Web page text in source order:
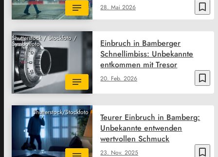
bookmark_border
28. Mai 2026
Shutterstock / Stockfoto /
Symbolfoto
bookmark_border
20. Feb. 2026
Einbruch in Bamberger
Schnellimbiss: Unbekannte
entkommen mit Tresor
Shutterstock/Stockfoto
bookmark_border
23. Nov. 2025
Teurer Einbruch in Bamberg:
Unbekannte entwenden
wertvollen Schmuck